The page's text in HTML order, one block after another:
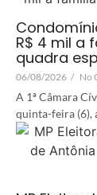
R$ 4 mil a
quadra
06/08/2026 / No
A 1ª Câmara
quinta-feira (6),